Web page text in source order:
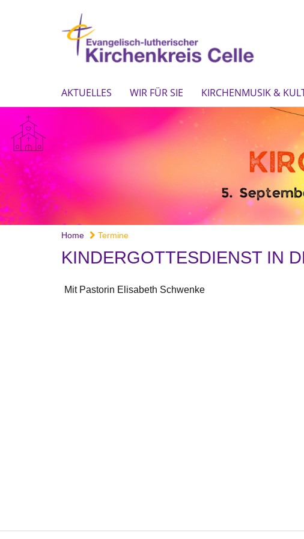
AKTUELLES WIR FÜR SIE KIRCHENMUSIK &
Home Termine
KINDERGOTTESDIENST IN
Mit Pastorin Elisabeth Schwenke